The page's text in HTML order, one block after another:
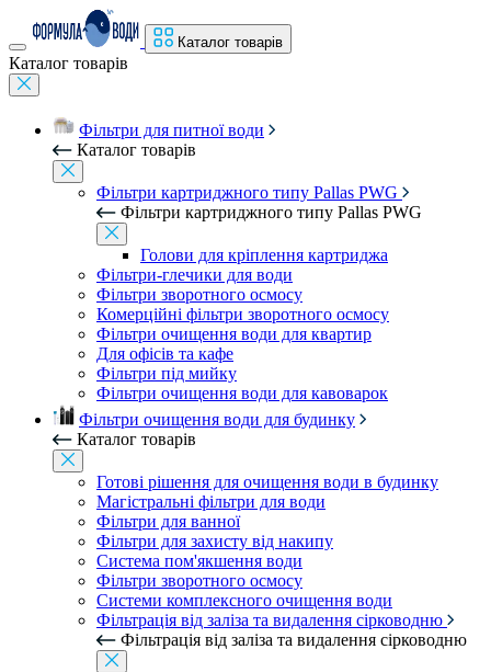
Каталог товарів
Каталог товарів
Фільтри для питної води
Каталог товарів
Фільтри картриджного типу Pallas PWG
Фільтри картриджного типу Pallas PWG
Голови для кріплення картриджа
Фільтри-глечики для води
Фільтри зворотного осмосу
Комерційні фільтри зворотного осмосу
Фільтри очищення води для квартир
Для офісів та кафе
Фільтри під мийку
Фільтри очищення води для кавоварок
Фільтри очищення води для будинку
Каталог товарів
Готові рішення для очищення води в будинку
Магістральні фільтри для води
Фільтри для ванної
Фільтри для захисту від накипу
Система пом'якшення води
Фільтри зворотного осмосу
Системи комплексного очищення води
Фільтрація від заліза та видалення сірководню
Фільтрація від заліза та видалення сірководню